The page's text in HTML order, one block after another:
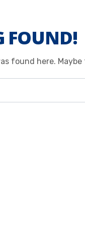
FOUND!
found here. Maybe